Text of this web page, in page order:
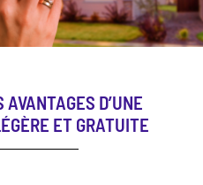
D’UNE
ET GRATUITE